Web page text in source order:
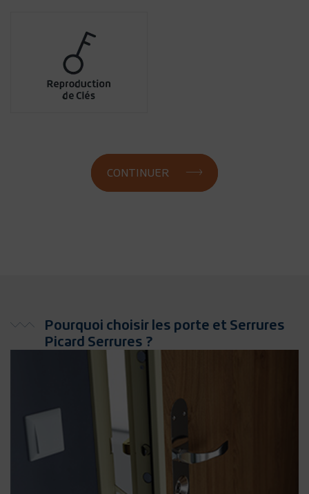
Pourquoi choisir les porte et Serrures
Picard Serrures ?